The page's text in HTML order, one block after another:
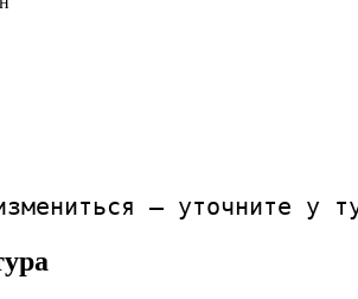
— уточните у